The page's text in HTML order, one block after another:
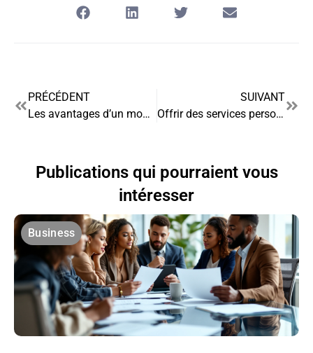
PRÉCÉDENT
Les avantages d’un modèle de devis pour les entreprises de services de maintenance
SUIVANT
Offrir des services personnalisés dans l’imprimerie rapide : un atout majeur pour se démarquer
Publications qui pourraient vous
intéresser
Business